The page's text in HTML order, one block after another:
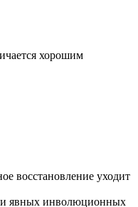
хорошим
восстановление уходит
явных инволюционных